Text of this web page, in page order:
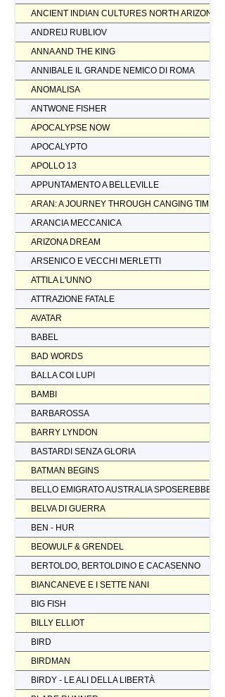
ANCIENT INDIAN CULTURES NORTH ARIZONA
ANDREIJ RUBLIOV
ANNA AND THE KING
ANNIBALE IL GRANDE NEMICO DI ROMA
ANOMALISA
ANTWONE FISHER
APOCALYPSE NOW
APOCALYPTO
APOLLO 13
APPUNTAMENTO A BELLEVILLE
ARAN: A JOURNEY THROUGH CANGING TIMES
ARANCIA MECCANICA
ARIZONA DREAM
ARSENICO E VECCHI MERLETTI
ATTILA L'UNNO
ATTRAZIONE FATALE
AVATAR
BABEL
BAD WORDS
BALLA COI LUPI
BAMBI
BARBAROSSA
BARRY LYNDON
BASTARDI SENZA GLORIA
BATMAN BEGINS
BELLO EMIGRATO AUSTRALIA SPOSEREBBE
BELVA DI GUERRA
BEN - HUR
BEOWULF & GRENDEL
BERTOLDO, BERTOLDINO E CACASENNO
BIANCANEVE E I SETTE NANI
BIG FISH
BILLY ELLIOT
BIRD
BIRDMAN
BIRDY - LE ALI DELLA LIBERTÀ